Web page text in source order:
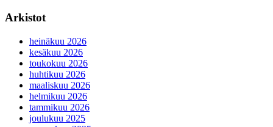
Arkistot
heinäkuu 2026
kesäkuu 2026
toukokuu 2026
huhtikuu 2026
maaliskuu 2026
helmikuu 2026
tammikuu 2026
joulukuu 2025